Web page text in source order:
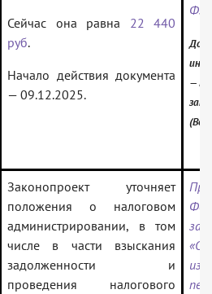
Сейчас она равна 22 440
руб.
Начало действия документа
— 09.12.2025.
ФЗ
—
Законопроект уточняет
положения о налоговом
администрировании, в том
числе в части взыскания
задолженности и
проведения налогового